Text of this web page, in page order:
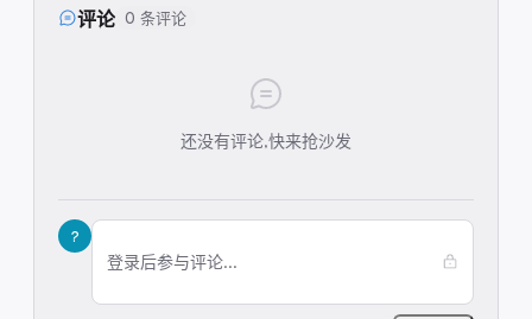
评论 0 条评论
还没有评论,快来抢沙发
?
登录后参与评论...